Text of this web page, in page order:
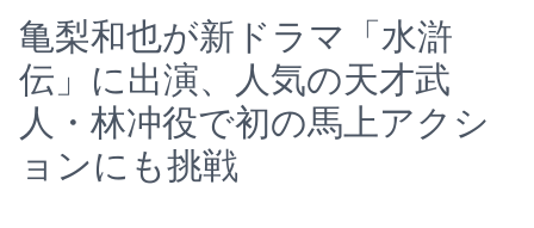
亀梨和也が新ドラマ「水滸
伝」に出演、人気の天才武
人・林冲役で初の馬上アクシ
ョンにも挑戦